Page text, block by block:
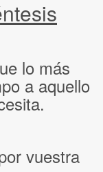
lo más
a aquello
vuestra